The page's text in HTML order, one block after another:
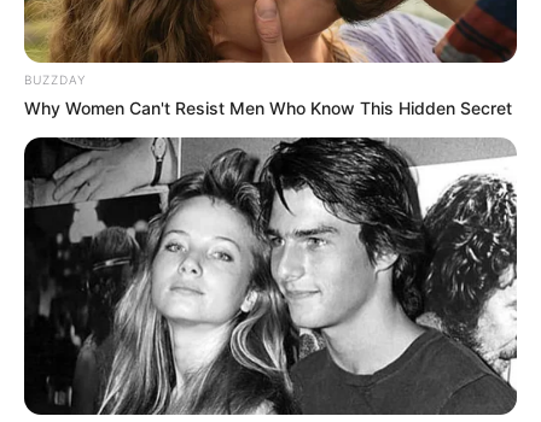
BUZZDAY
Why Women Can't Resist Men Who Know This Hidden Secret